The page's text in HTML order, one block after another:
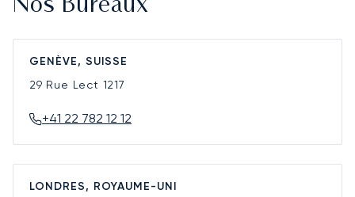
Nos Bureaux
GENÈVE, SUISSE
29 Rue Lect 1217
+41 22 782 12 12
LONDRES, ROYAUME-UNI